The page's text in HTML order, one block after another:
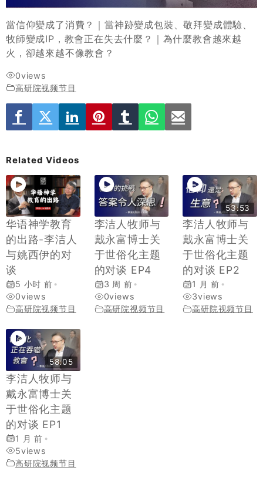
當信仰變成了消費？｜當神跡變成包裝、敬拜變成體驗、
牧師變成IP，教會正在失去什麼？｜為什麼教會越來越
火，卻越來越不像教會？
0views
高研院视频节目
Related Videos
华语神学教育
的出路-李洁人
与姚西伊的对
谈
5 小时 前 •
0views
高研院视频节目
李洁人牧师与
戴永富博士关
于世俗化主题
的对谈 EP4
3 周 前 •
0views
高研院视频节目
53:53
李洁人牧师与
戴永富博士关
于世俗化主题
的对谈 EP2
1 月 前 •
3views
高研院视频节目
58:05
李洁人牧师与
戴永富博士关
于世俗化主题
的对谈 EP1
1 月 前 •
5views
高研院视频节目